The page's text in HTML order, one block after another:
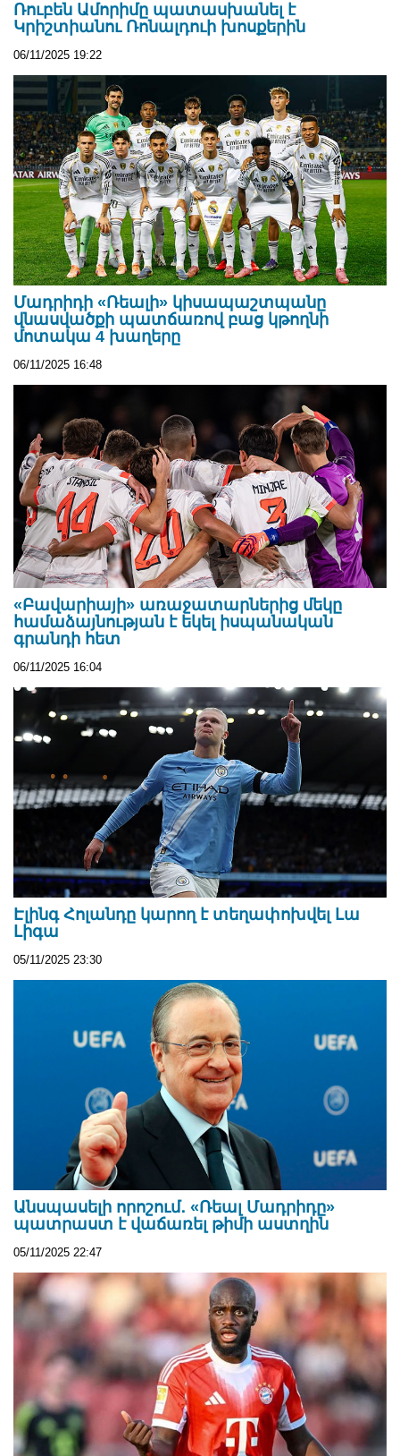
Ռուբեն Ամորիմը պատասխանել է
Կրիշտիանու Ռոնալդուի խոսքերին
06/11/2025 19:22
Մադրիդի «Ռեալի» կիսապաշտպանը
վնասվածքի պատճառով բաց կթողնի
մոտակա 4 խաղերը
06/11/2025 16:48
«Բավարիայի» առաջատարներից մեկը
համաձայնության է եկել իսպանական
գրանդի հետ
06/11/2025 16:04
Էլինգ Հոլանդը կարող է տեղափոխվել Լա
Լիգա
05/11/2025 23:30
Անսպասելի որոշում․ «Ռեալ Մադրիդը»
պատրաստ է վաճառել թիմի աստղին
05/11/2025 22:47